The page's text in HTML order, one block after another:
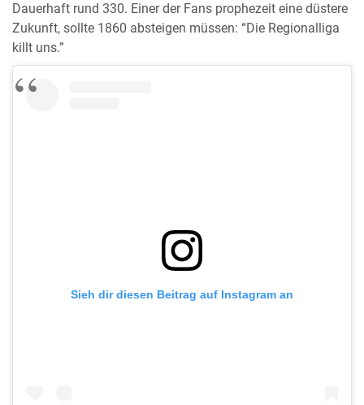
Dauerhaft rund 330. Einer der Fans prophezeit eine düstere
Zukunft, sollte 1860 absteigen müssen: “Die Regionalliga
killt uns.”
Sieh dir diesen Beitrag auf Instagram an